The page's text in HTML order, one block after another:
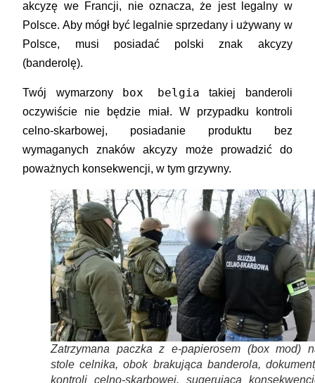
akcyzę we Francji, nie oznacza, że jest legalny w
Polsce. Aby mógł być legalnie sprzedany i używany w
Polsce, musi posiadać polski znak akcyzy
(banderolę).
Twój wymarzony box belgia takiej banderoli
oczywiście nie będzie miał. W przypadku kontroli
celno-skarbowej, posiadanie produktu bez
wymaganych znaków akcyzy może prowadzić do
poważnych konsekwencji, w tym grzywny.
Zatrzymana paczka z e-papierosem (box mod)
stole celnika, obok brakująca banderola,
kontroli celno-skarbowej, sugerująca